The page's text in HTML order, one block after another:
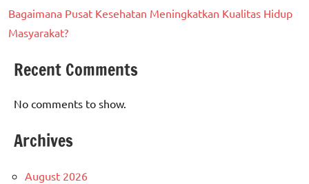
Bagaimana Pusat Kesehatan Meningkatkan Kualitas Hidup
Masyarakat?
Recent Comments
No comments to show.
Archives
August 2026